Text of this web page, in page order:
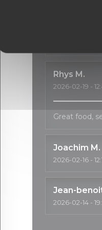
Rhys M
2026-02-19 -
Great food,
Joachim M
2026-02-16 -
Jean-
2026-02-14 -